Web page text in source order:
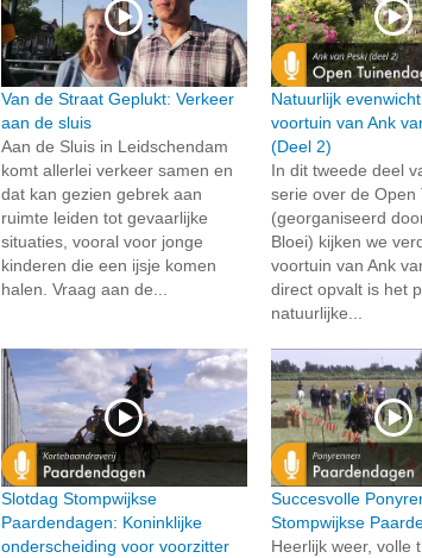
Van de Straat Geplukt: Verkeer
aan de sluis
Aan de Sluis in Leidschendam
komt allerlei verkeer samen en
dat kan gezien gebrek aan
ruimte leiden tot gevaarlijke
situaties, vooral voor jonge
kinderen die een ijsje komen
halen. Vraag aan de...
Natuurlijk
voortuin van Ank
(Deel 2)
In dit tweede deel
serie over de Open
(georganiseerd
Bloei) kijken we
voortuin van Ank
direct opvalt is het
natuurlijke...
Slotdag Stompwijkse
Paardendagen: Koninklijke
onderscheiding voor voorzitter
Succesvolle
Stompwijkse
Heerlijk weer, volle